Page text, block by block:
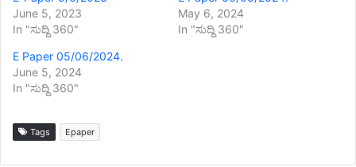
June 5, 2023
In "ಸುದ್ದಿ 360"
May 6, 2024
In "ಸುದ್ದಿ 360"
E Paper 05/06/2024.
June 5, 2024
In "ಸುದ್ದಿ 360"
Tags Epaper